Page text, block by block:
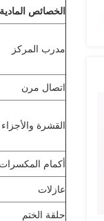
الخصائص
مدرب المركز
اتصال مرن
القشرة
أكمام المكسرات
عازلات
حلقة الختم